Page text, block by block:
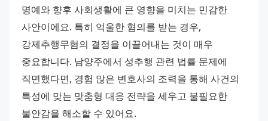
명예와 향후 사회생활에 큰 영향을 미치는 민감한
사안이에요. 특히 억울한 혐의를 받는 경우,
강제추행무혐의 결정을 이끌어내는 것이 매우
중요합니다. 남양주에서 성추행 관련 법률 문제에
직면했다면, 경험 많은 변호사의 조력을 통해 사건의
특성에 맞는 맞춤형 대응 전략을 세우고 불필요한
불안감을 해소할 수 있어요.